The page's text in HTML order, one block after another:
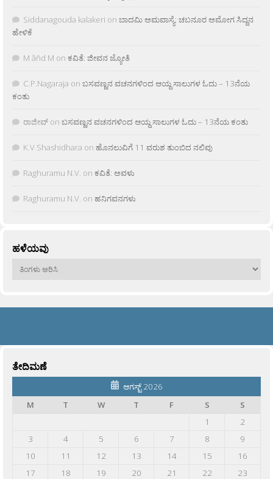
Siddanagouda kalakeri on ಬಾದಮಿ ಅಮವಾಸ್ಯೆ: ಚಬನೂರ ಅಮೋಗ ಸಿದ್ದನ
ಹೇಳಿಕೆ
M âñd M on ಕವಿತೆ: ಜೀವನ ಜ್ಯೋತಿ
C.P.Nagaraja on ಬಸವಣ್ಣನ ವಚನಗಳಿಂದ ಆಯ್ದ ಸಾಲುಗಳ ಓದು – 13ನೆಯ
ಕಂತು
ರಾಜೀವ್ on ಬಸವಣ್ಣನ ವಚನಗಳಿಂದ ಆಯ್ದ ಸಾಲುಗಳ ಓದು – 13ನೆಯ ಕಂತು
K.V Shashidhara on ಹೊನಲುವಿಗೆ 11 ವರುಶ ತುಂಬಿದ ನಲಿವು
Raghuramu N.V. on ಕವಿತೆ: ಅವಳು
Raghuramu N.V. on ಹನಿಗವನಗಳು
ಹಳೆಯವು
ಹಳೆಯವು
ತೇದಿಮಣೆ
ಆಗಸ್ಟ್ 2026
M
T W T F S
S
1
2
3
4 5 6 7 8
9
10
11 12 13 14 15
16
17
18 19 20 21 22
23